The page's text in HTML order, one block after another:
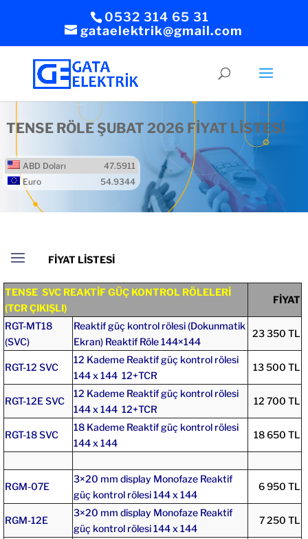
0532 314 65 31
gataelektrik@gmail.com
TENSE RÖLE ŞUBAT 2026 FİYAT LİSTESİ
ABD Doları
47.5911
Euro
54.9344
TENSE SVC REAKTİF GÜÇ KONTROL RÖLELERİ
(TCR ÇIKIŞLI)
FİYAT
RGT-MT18
(SVC)
Reaktif güç kontrol rölesi (Dokunmatik
Ekran) Reaktif Röle 144×144
23 350 TL
RGT-12 SVC
12 Kademe Reaktif güç kontrol rölesi
144 x 144 12+TCR
13 500 TL
RGT-12E SVC
12 Kademe Reaktif güç kontrol rölesi
144 x 144 12+TCR
12 700 TL
RGT-18 SVC
18 Kademe Reaktif güç kontrol rölesi
144 x 144
18 650 TL
RGM-07E
3×20 mm display Monofaze Reaktif
güç kontrol rölesi 144 x 144
6 950 TL
RGM-12E
3×20 mm display Monofaze Reaktif
güç kontrol rölesi 144 x 144
7 250 TL